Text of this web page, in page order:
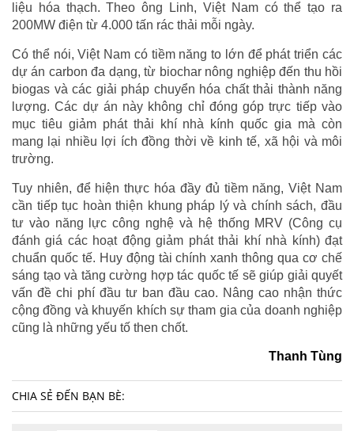
liệu hóa thạch. Theo ông Linh, Việt Nam có thể tạo ra
200MW điện từ 4.000 tấn rác thải mỗi ngày.
Có thể nói, Việt Nam có tiềm năng to lớn để phát triển các
dự án carbon đa dạng, từ biochar nông nghiệp đến thu hồi
biogas và các giải pháp chuyển hóa chất thải thành năng
lượng. Các dự án này không chỉ đóng góp trực tiếp vào
mục tiêu giảm phát thải khí nhà kính quốc gia mà còn
mang lại nhiều lợi ích đồng thời về kinh tế, xã hội và môi
trường.
Tuy nhiên, để hiện thực hóa đầy đủ tiềm năng, Việt Nam
cần tiếp tục hoàn thiện khung pháp lý và chính sách, đầu
tư vào năng lực công nghệ và hệ thống MRV (Công cụ
đánh giá các hoạt động giảm phát thải khí nhà kính) đạt
chuẩn quốc tế. Huy động tài chính xanh thông qua cơ chế
sáng tạo và tăng cường hợp tác quốc tế sẽ giúp giải quyết
vấn đề chi phí đầu tư ban đầu cao. Nâng cao nhận thức
cộng đồng và khuyến khích sự tham gia của doanh nghiệp
cũng là những yếu tố then chốt.
Thanh Tùng
CHIA SẺ ĐẾN BẠN BÈ: